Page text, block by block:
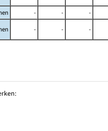
- - -
- - -